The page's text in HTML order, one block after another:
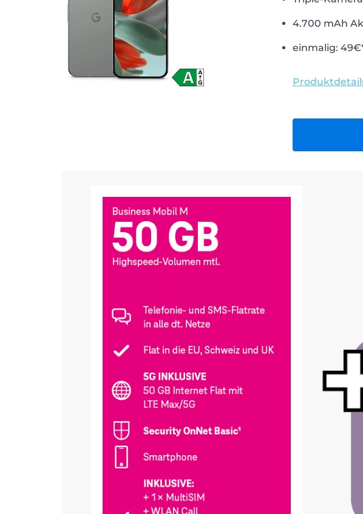
4.700 mAh
einmalig: